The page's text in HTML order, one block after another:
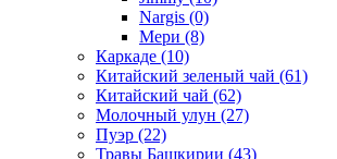
Nargis (0)
Мери (8)
Каркаде (10)
Китайский зеленый чай (61)
Китайский чай (62)
Молочный улун (27)
Пуэр (22)
Травы Башкирии (43)